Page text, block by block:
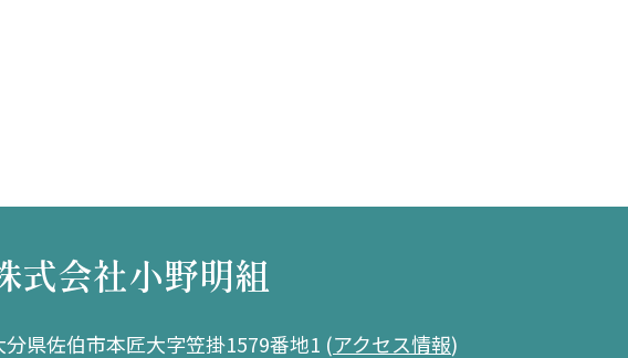
式会社小野明組
分県佐伯市本匠大字笠掛1579番地1 (アクセス情報)